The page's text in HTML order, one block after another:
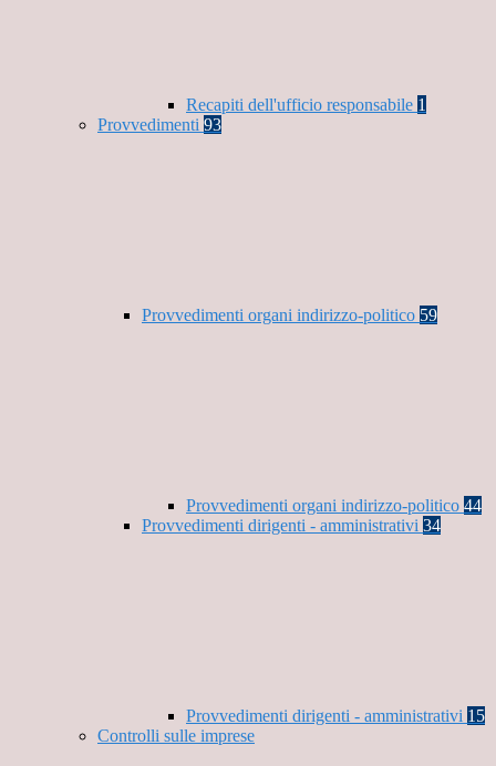
Recapiti dell'ufficio responsabile 1
Provvedimenti 93
Provvedimenti organi indirizzo-politico 59
Provvedimenti organi indirizzo-politico 44
Provvedimenti dirigenti - amministrativi 34
Provvedimenti dirigenti - amministrativi 15
Controlli sulle imprese